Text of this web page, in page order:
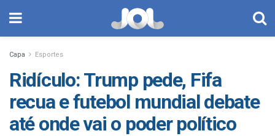
Capa Esportes
Ridículo: Trump pede, Fifa
recua e futebol mundial debate
até onde vai o poder político